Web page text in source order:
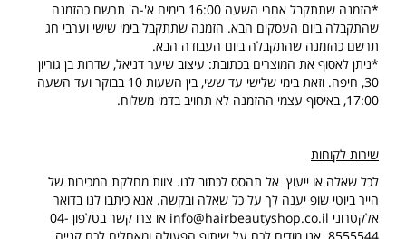
*הזמנה שתתקבל אחרי השעה 16:00 בימים א'-ה' תרשם כהזמנה
שהתקבלה ביום העסקים הבא. הזמנה שתתקבל בימי שישי וערבי חג
תרשם כהזמנה שהתקבלה ביום העבודה הבא.
*ניתן לאסוף את המוצרים בכתובת: עיצוב שיער דניאל, שדרות בן גוריון
30, חיפה. וזאת בימי שלישי עד ששי, בין השעות 10 בבוקר ועד השעה
17:00, באיסוף עצמי ההזמנה לא תחויב בדמי משלוח.
שירות לקוחות
לכל שאלה או ייעוץ אל תהסס לכתוב לנו. צוות מחלקת המכירות של
הייר ביוטי שופ יענה לך על כל שאלה ובקשה. אנא כיתבו לנו בדואר
אלקטרוני info@hairbeautyshop.co.il
או צרו קשר בטלפון 04-